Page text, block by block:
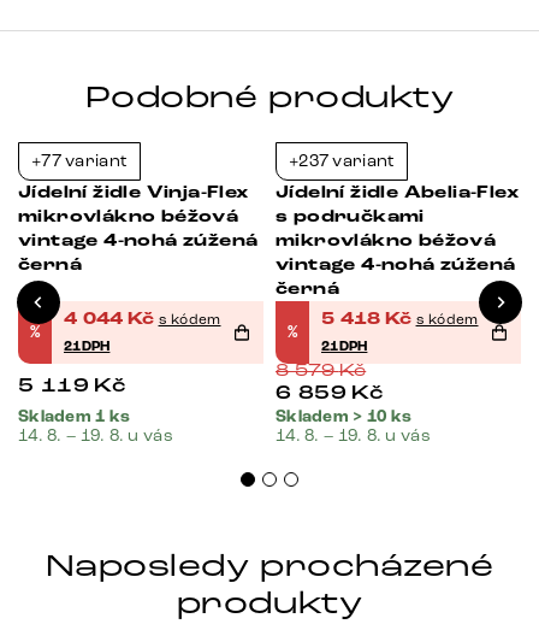
Podobné produkty
+77 variant
Jídelní židle Vinja-Flex
mikrovlákno béžová
vintage 4-nohá zúžená
černá
%
4 044 Kč s kódem
21DPH
5 119 Kč
Skladem 1 ks
14. 8. – 19. 8. u vás
+237 variant
Jídelní židle Abelia-Flex
s područkami
mikrovlákno béžová
vintage 4-nohá zúžená
černá
%
5 418 Kč s kódem
21DPH
8 579Kč
6 859 Kč
Skladem > 10 ks
14. 8. – 19. 8. u vás
Naposledy procházené
produkty